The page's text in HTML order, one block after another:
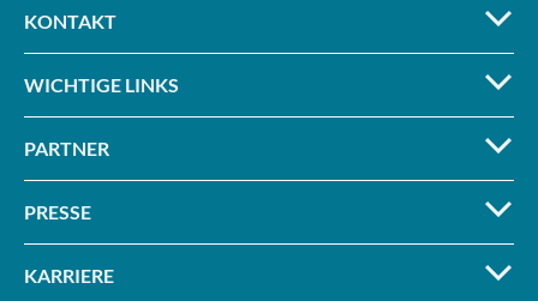
KONTAKT
WICHTIGE LINKS
PARTNER
PRESSE
KARRIERE